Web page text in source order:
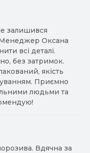
залишився
Оксана
всі деталі.
без затримок.
якість
Приємно
людьми та
Вдячна за